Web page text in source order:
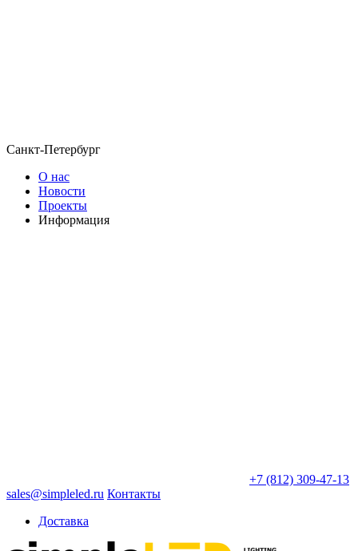
Санкт-Петербург
О нас
Новости
Проекты
Информация
+7 (812) 309-47-13
sales@simpleled.ru Контакты
Доставка